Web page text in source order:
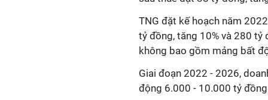
TNG đặt kế hoạch năm
tỷ đồng, tăng 10% và 280 tỷ
không bao gồm mảng bất
Giai đoạn 2022 - 2026,
động 6.000 - 10.000 tỷ